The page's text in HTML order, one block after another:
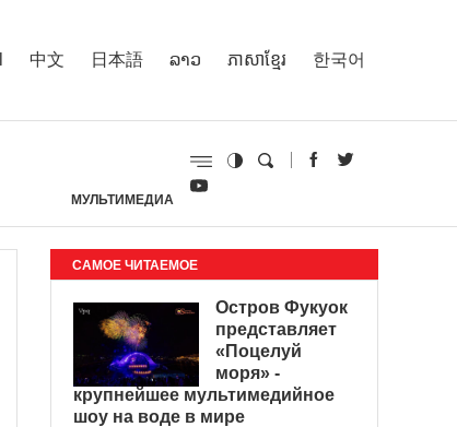
中文 日本語 ລາວ ភាសាខ្មែរ 한국어
МУЛЬТИМЕДИА
САМОЕ ЧИТАЕМОЕ
Остров Фукуок
представляет
«Поцелуй
моря» -
крупнейшее мультимедийное
шоу на воде в мире